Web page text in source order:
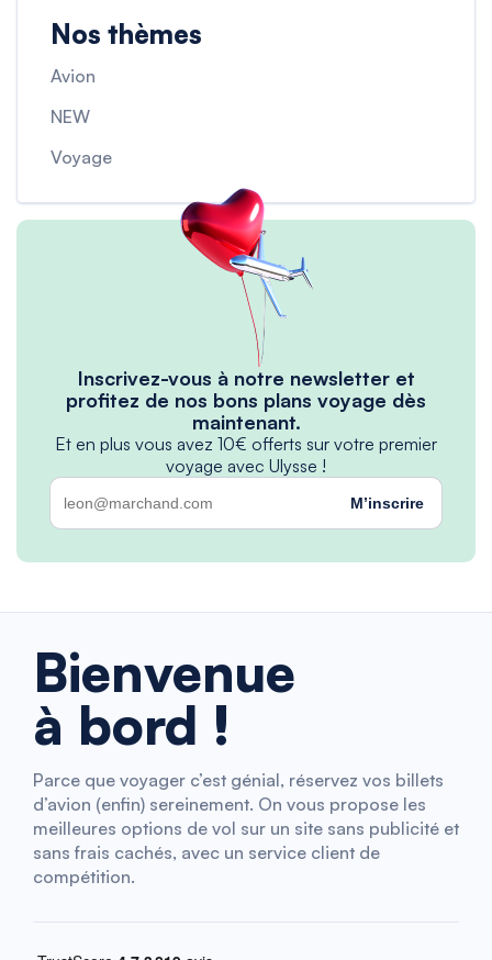
Nos thèmes
Avion
NEW
Voyage
Inscrivez-vous à notre newsletter et
profitez de nos bons plans voyage dès
maintenant.
Et en plus vous avez 10€ offerts sur votre premier
voyage avec Ulysse !
M’inscrire
Bienvenue
à bord !
Parce que voyager c’est génial, réservez vos billets
d’avion (enfin) sereinement. On vous propose les
meilleures options de vol sur un site sans publicité et
sans frais cachés, avec un service client de
compétition.